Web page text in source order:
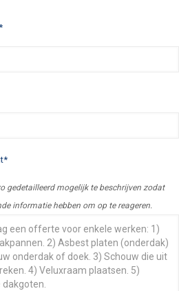
gedetailleerd mogelijk te beschrijven zodat
informatie hebben om op te reageren.